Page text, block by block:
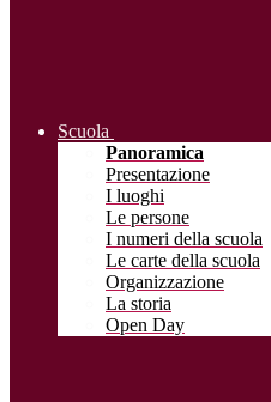
Scuola
Panoramica
Presentazione
I luoghi
Le persone
I numeri della scuola
Le carte della scuola
Organizzazione
La storia
Open Day